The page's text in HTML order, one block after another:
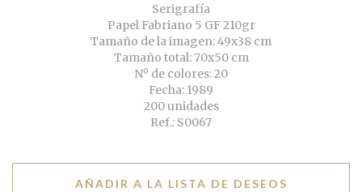
Serigrafía
Papel Fabriano 5 GF 210gr
Tamaño de la imagen: 49x38 cm
Tamaño total: 70x50 cm
Nº de colores: 20
Fecha: 1989
200 unidades
Ref.: S0067
AÑADIR A LA LISTA DE DESEOS